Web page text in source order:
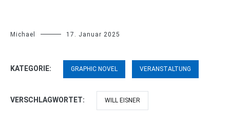
Michael 17. Januar 2025
KATEGORIE: GRAPHIC NOVEL VERANSTALTUNG
VERSCHLAGWORTET: WILL EISNER